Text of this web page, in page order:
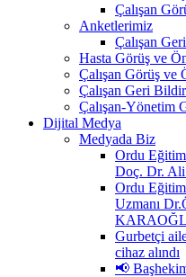
Çalışan
Anketlerimiz
Çalışan
Hasta Görüş ve
Çalışan Görüş ve
Çalışan Geri
Çalışan-Yönetim
Dijital Medya
Medyada Biz
Ordu Eğitim
Doç. Dr. Ali
Ordu Eğitim
Uzmanı
Gurbetçi
cihaz alındı
📢